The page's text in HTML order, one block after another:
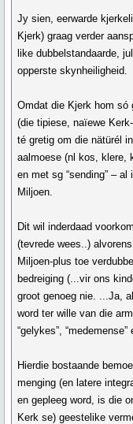
Jy sien, eerwarde
Kjerk) graag verder
like dubbelstandaarde,
opperste skynheiligheid.
Omdat die Kjerk hom só
(die tipiese, naïewe
té gretig om die nätürél
aalmoese (nl kos, klere,
en met sg “sending” –
Miljoen.
Dit wil inderdaad
(tevrede wees..)
Miljoen-plus toe
bedreiging (...vir ons
groot genoeg nie. ...Ja,
word ter wille van die
“gelykes”,
Hierdie bostaande
menging (en latere
en gepleeg word, is die
Kerk se) geestelike